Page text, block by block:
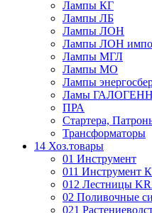
Лампы КГ
Лампы ЛБ
Лампы ЛОН
Лампы ЛОН
Лампы МГЛ
Лампы МО
Лампы
Ламы
ПРА
Стартера,
Трансформаторы
14 Хоз.товары
01 Инструмент
011 Инструмент
012 Лестницы
02 Поливочные
021